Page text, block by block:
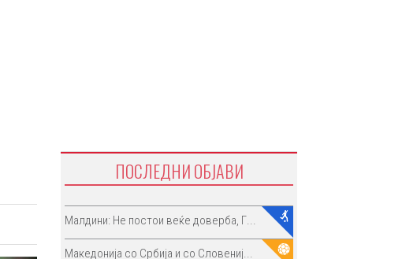
ПОСЛЕДНИ ОБЈАВИ
Малдини: Не постои веќе доверба, Г...
Македонија со Србија и со Словениј...